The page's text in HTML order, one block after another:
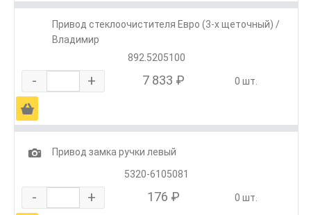
Привод стеклоочистителя Евро (3-х щеточный) /
Владимир
892.5205100
- + 7 833 ₽ 0 шт.
Ä
1
Привод замка ручки левый
5320-6105081
- + 176 ₽ 0 шт.